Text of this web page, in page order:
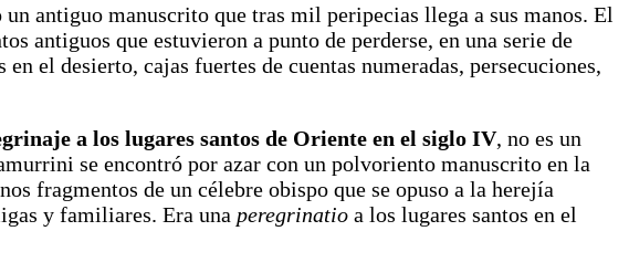
antiguo manuscrito que tras mil peripecias llega a sus manos. El
antiguos que estuvieron a punto de perderse, en una serie de
el desierto, cajas fuertes de cuentas numeradas, persecuciones,
a los lugares santos de Oriente en el siglo IV, no es un
se encontró por azar con un polvoriento manuscrito en la
fragmentos de un célebre obispo que se opuso a la herejía
y familiares. Era una peregrinatio a los lugares santos en el